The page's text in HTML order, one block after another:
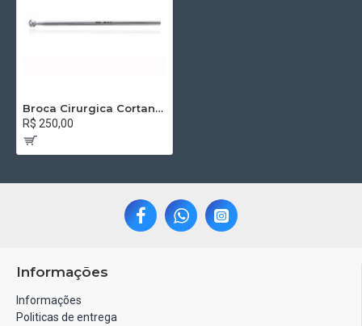
Broca Cirurgica Cortante 7cm – 4mm
R$ 250,00
Informações
Informações
Politicas de entrega